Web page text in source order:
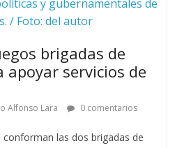
y gubernamentales de
/ Foto: del autor
brigadas de
servicios de
Alfonso Lara 0 comentarios
las dos brigadas de